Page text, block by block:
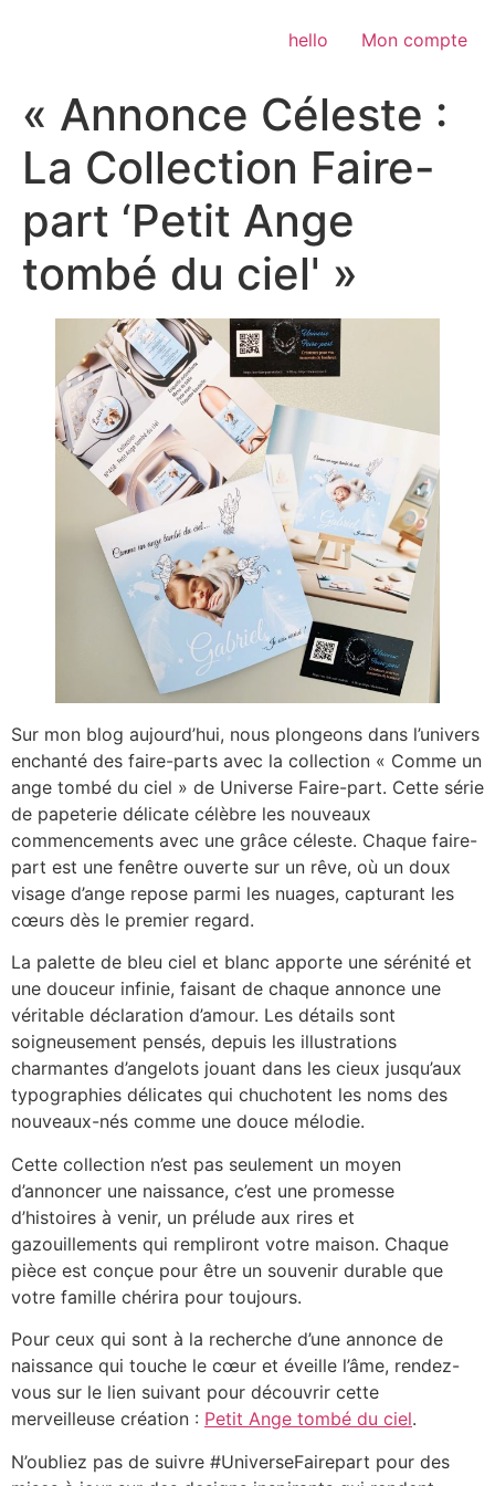
hello Mon compte
« Annonce Céleste :
La Collection Faire-
part ‘Petit Ange
tombé du ciel' »
Sur mon blog aujourd’hui, nous plongeons dans l’univers
enchanté des faire-parts avec la collection « Comme un
ange tombé du ciel » de Universe Faire-part. Cette série
de papeterie délicate célèbre les nouveaux
commencements avec une grâce céleste. Chaque faire-
part est une fenêtre ouverte sur un rêve, où un doux
visage d’ange repose parmi les nuages, capturant les
cœurs dès le premier regard.
La palette de bleu ciel et blanc apporte une sérénité et
une douceur infinie, faisant de chaque annonce une
véritable déclaration d’amour. Les détails sont
soigneusement pensés, depuis les illustrations
charmantes d’angelots jouant dans les cieux jusqu’aux
typographies délicates qui chuchotent les noms des
nouveaux-nés comme une douce mélodie.
Cette collection n’est pas seulement un moyen
d’annoncer une naissance, c’est une promesse
d’histoires à venir, un prélude aux rires et
gazouillements qui rempliront votre maison. Chaque
pièce est conçue pour être un souvenir durable que
votre famille chérira pour toujours.
Pour ceux qui sont à la recherche d’une annonce de
naissance qui touche le cœur et éveille l’âme, rendez-
vous sur le lien suivant pour découvrir cette
merveilleuse création : Petit Ange tombé du ciel.
N’oubliez pas de suivre #UniverseFairepart pour des